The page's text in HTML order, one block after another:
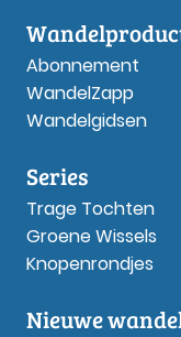
Abonnement
WandelZapp
Wandelgidsen
Series
Trage Tochten
Groene Wissels
Knopenrondjes
Nieuwe